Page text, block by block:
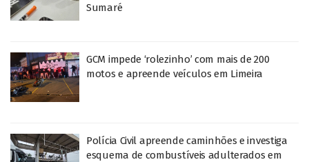
Sumaré
GCM impede ‘rolezinho’ com mais de 200
motos e apreende veículos em Limeira
Polícia Civil apreende caminhões e investiga
esquema de combustíveis adulterados em